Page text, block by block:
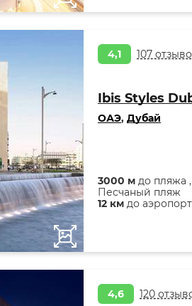
4,1 107
Ibis Styles
ОАЭ, Дубай
3000 м до пляжа ,
Песчаный пляж
12 км до
4,6 120